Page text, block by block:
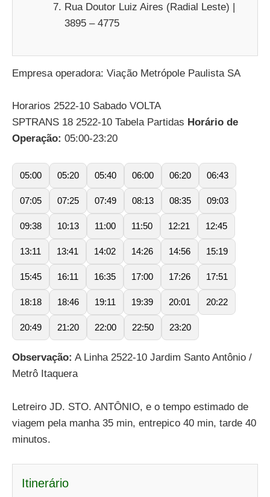
Rua Doutor Luiz Aires (Radial Leste) |
3895 – 4775
Empresa operadora: Viação Metrópole Paulista SA
Horarios 2522-10 Sabado VOLTA
SPTRANS 18 2522-10 Tabela Partidas Horário de
Operação: 05:00-23:20
05:00 05:20 05:40 06:00 06:20 06:43
07:05 07:25 07:49 08:13 08:35 09:03
09:38 10:13 11:00 11:50 12:21 12:45
13:11 13:41 14:02 14:26 14:56 15:19
15:45 16:11 16:35 17:00 17:26 17:51
18:18 18:46 19:11 19:39 20:01 20:22
20:49 21:20 22:00 22:50 23:20
Observação: A Linha 2522-10 Jardim Santo Antônio /
Metrô Itaquera
Letreiro JD. STO. ANTÔNIO, e o tempo estimado de
viagem pela manha 35 min, entrepico 40 min, tarde 40
minutos.
Itinerário